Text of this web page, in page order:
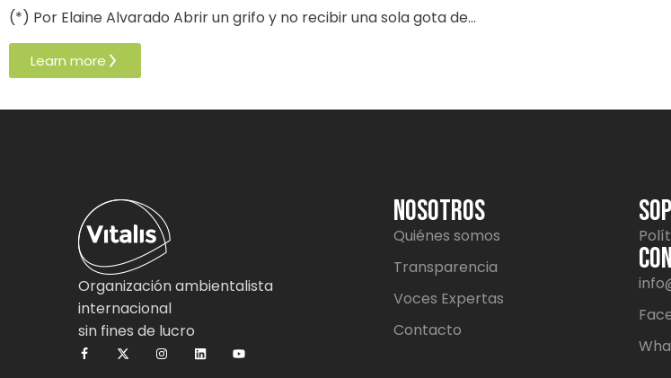
(*) Por Elaine Alvarado Abrir un grifo y no recibir una sola gota de…
Learn more
Organización ambientalista
internacional
sin fines de lucro
NOSOTROS
Quiénes somos
Transparencia
Voces Expertas
Contacto